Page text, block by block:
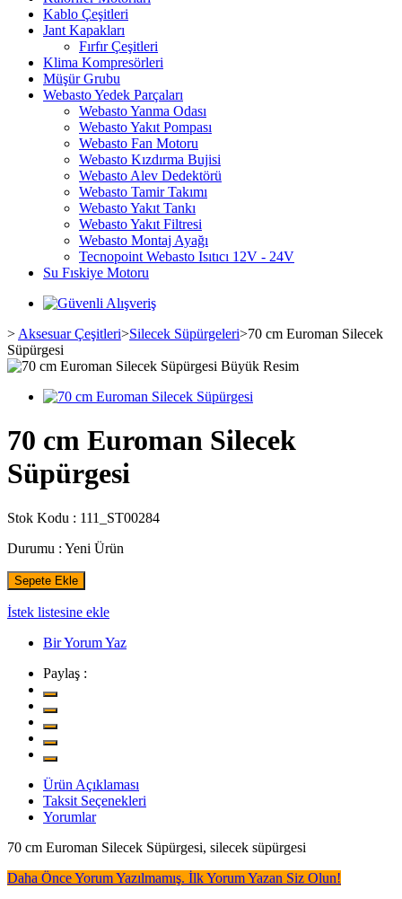
Kablo Çeşitleri
Jant Kapakları
Fırfır Çeşitleri
Klima Kompresörleri
Müşür Grubu
Webasto Yedek Parçaları
Webasto Yanma Odası
Webasto Yakıt Pompası
Webasto Fan Motoru
Webasto Kızdırma Bujisi
Webasto Alev Dedektörü
Webasto Tamir Takımı
Webasto Yakıt Tankı
Webasto Yakıt Filtresi
Webasto Montaj Ayağı
Tecnopoint Webasto Isıtıcı 12V - 24V
Su Fıskiye Motoru
> Aksesuar Çeşitleri>Silecek Süpürgeleri>70 cm Euroman Silecek
Süpürgesi
Büyük Resim
70 cm Euroman Silecek
Süpürgesi
Stok Kodu : 111_ST00284
Durumu : Yeni Ürün
Sepete Ekle
İstek listesine ekle
Bir Yorum Yaz
Paylaş :
Ürün Açıklaması
Taksit Seçenekleri
Yorumlar
70 cm Euroman Silecek Süpürgesi, silecek süpürgesi
Daha Önce Yorum Yazılmamış. İlk Yorum Yazan Siz Olun!